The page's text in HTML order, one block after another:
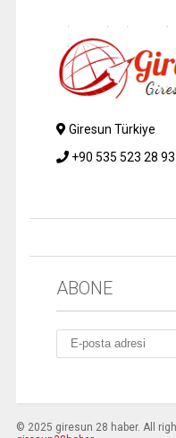
Giresun Türkiye
+90 535 523 28 93
ABONE
© 2025 giresun 28 haber. All